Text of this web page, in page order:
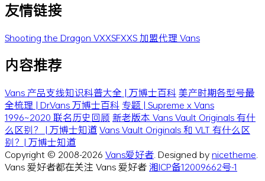
友情链接
Shooting the Dragon VXXSFXXS加盟代理 Vans
内容推荐
Vans 产品支线知识科普大全 | 万博士百科美产时期各型号最
全梳理 | Dr.Vans 万博士百科 专题 | Supreme x Vans
1996~2020 联名历史回顾 新老版本 Vans Vault Originals 有什
么区别？ | 万博士知道Vans Vault Originals 和 VLT 有什么区
别？| 万博士知道
Copyright © 2008-2026 Vans爱好者 . Designed bynicetheme
Vans 爱好者都在关注 Vans 爱好者湘ICP备12009662号-1